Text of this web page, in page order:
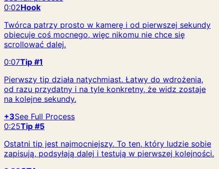
0:02Hook
Twórca patrzy prosto w kamerę i od pierwszej sekundy
obiecuje coś mocnego, więc nikomu nie chce się
scrollować dalej.
0:07Tip #1
Pierwszy tip działa natychmiast. Łatwy do wdrożenia,
od razu przydatny i na tyle konkretny, że widz zostaje
na kolejne sekundy.
+3See Full Process
0:25Tip #5
Ostatni tip jest najmocniejszy. To ten, który ludzie sobie
zapisują, podsyłają dalej i testują w pierwszej kolejności.